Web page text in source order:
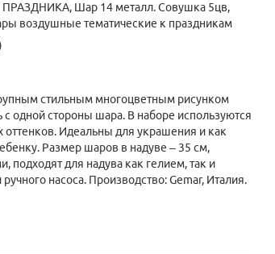
ПРАЗДНИКА, Шар 14 металл. Совушка 5цв,
воздушные тематические к праздникам
стильным многоцветным рисунком
одной стороны шара. В наборе используются
Идеальны для украшения и как
Размер шаров в надуве – 35 см,
подходят для надува как гелием, так и
насоса. Производство: Gemar, Италия.